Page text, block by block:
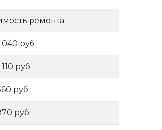
ремонта
040 руб.
110 руб.
руб.
руб.